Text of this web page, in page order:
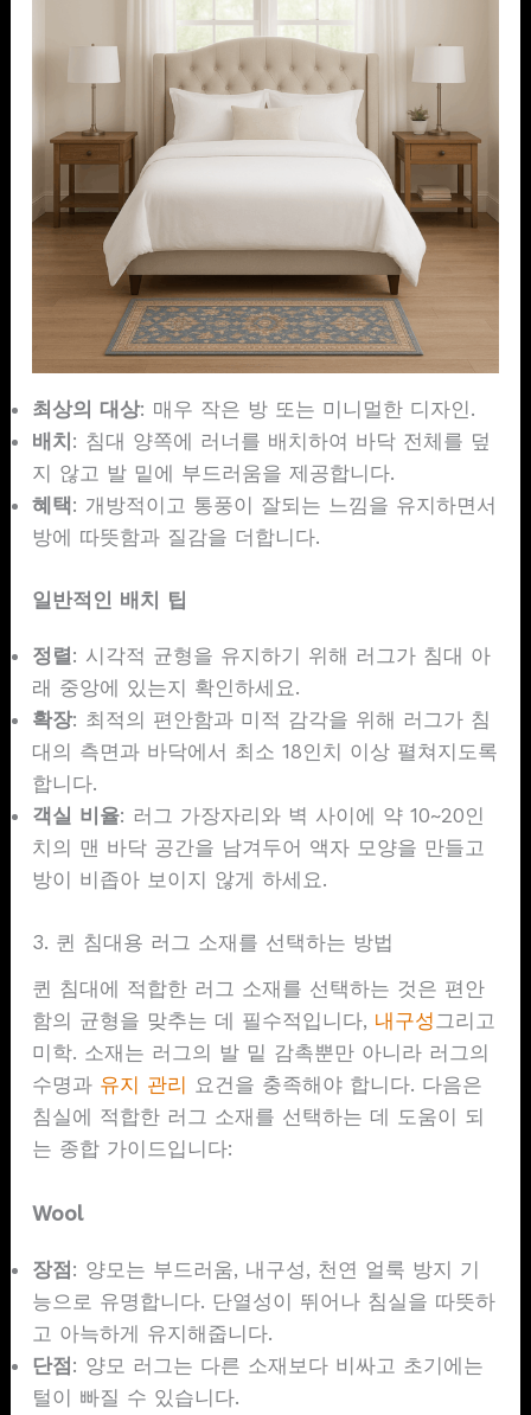
최상의 대상: 매우 작은 방 또는 미니멀한 디자인.
배치: 침대 양쪽에 러너를 배치하여 바닥 전체를 덮
지 않고 발 밑에 부드러움을 제공합니다.
혜택: 개방적이고 통풍이 잘되는 느낌을 유지하면서
방에 따뜻함과 질감을 더합니다.
일반적인 배치 팁
정렬: 시각적 균형을 유지하기 위해 러그가 침대 아
래 중앙에 있는지 확인하세요.
확장: 최적의 편안함과 미적 감각을 위해 러그가 침
대의 측면과 바닥에서 최소 18인치 이상 펼쳐지도록
합니다.
객실 비율: 러그 가장자리와 벽 사이에 약 10~20인
치의 맨 바닥 공간을 남겨두어 액자 모양을 만들고
방이 비좁아 보이지 않게 하세요.
3. 퀸 침대용 러그 소재를 선택하는 방법
퀸 침대에 적합한 러그 소재를 선택하는 것은 편안
함의 균형을 맞추는 데 필수적입니다, 내구성 그리고
미학. 소재는 러그의 발 밑 감촉뿐만 아니라 러그의
수명과 유지 관리 요건을 충족해야 합니다. 다음은
침실에 적합한 러그 소재를 선택하는 데 도움이 되
는 종합 가이드입니다:
Wool
장점: 양모는 부드러움, 내구성, 천연 얼룩 방지 기
능으로 유명합니다. 단열성이 뛰어나 침실을 따뜻하
고 아늑하게 유지해줍니다.
단점: 양모 러그는 다른 소재보다 비싸고 초기에는
털이 빠질 수 있습니다.